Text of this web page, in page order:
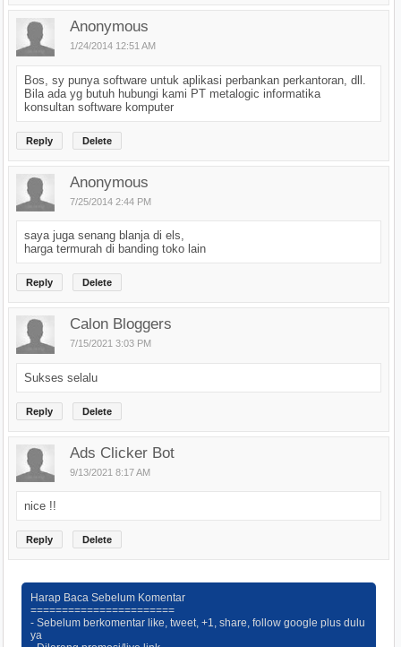
Anonymous
1/24/2014 12:51 AM
Bos, sy punya software untuk aplikasi perbankan perkantoran, dll.
Bila ada yg butuh hubungi kami PT metalogic informatika
konsultan software komputer
Reply Delete
Anonymous
7/25/2014 2:44 PM
saya juga senang blanja di els,
harga termurah di banding toko lain
Reply Delete
Calon Bloggers
7/15/2021 3:03 PM
Sukses selalu
Reply Delete
Ads Clicker Bot
9/13/2021 8:17 AM
nice !!
Reply Delete
Harap Baca Sebelum Komentar
=======================
- Sebelum berkomentar like, tweet, +1, share, follow google plus dulu
ya